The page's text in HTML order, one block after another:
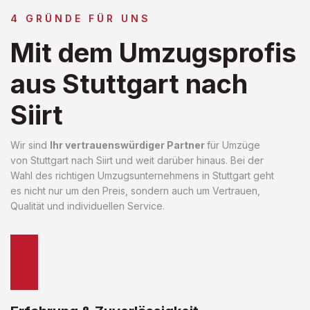
4 GRÜNDE FÜR UNS
Mit dem Umzugsprofis
aus Stuttgart nach
Siirt
Wir sind Ihr vertrauenswürdiger Partnerfür Umzüge
von Stuttgart nach Siirt und weit darüber hinaus. Bei der
Wahl des richtigen Umzugsunternehmens in Stuttgart geht
es nicht nur um den Preis, sondern auch um Vertrauen,
Qualität und individuellen Service.